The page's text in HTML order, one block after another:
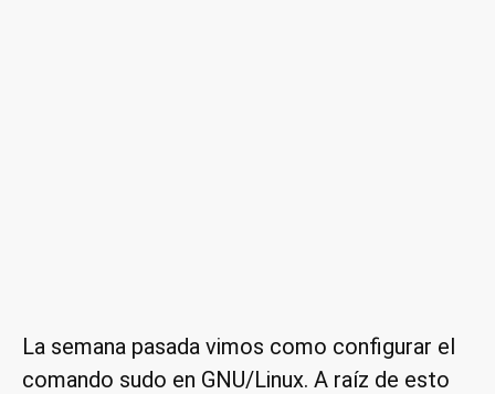
La semana pasada vimos como configurar el
comando sudo en GNU/Linux. A raíz de esto